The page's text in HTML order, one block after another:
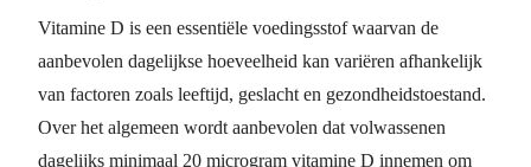
Vitamine D is een essentiële voedingsstof waarvan de
aanbevolen dagelijkse hoeveelheid kan variëren afhankelijk
van factoren zoals leeftijd, geslacht en gezondheidstoestand.
Over het algemeen wordt aanbevolen dat volwassenen
dagelijks minimaal 20 microgram vitamine D innemen om